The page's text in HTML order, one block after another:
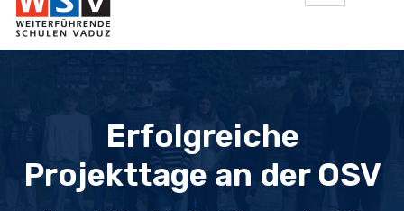
Erfolgreiche
Projekttage an der OSV